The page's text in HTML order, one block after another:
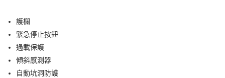
護欄
緊急停止按鈕
過載保護
傾斜感測器
自動坑洞防護